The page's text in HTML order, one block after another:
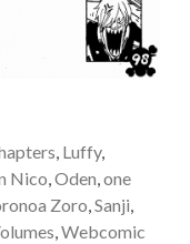
, Luffy,
Nico,Oden,one
Zoro,Sanji,
,Webcomic